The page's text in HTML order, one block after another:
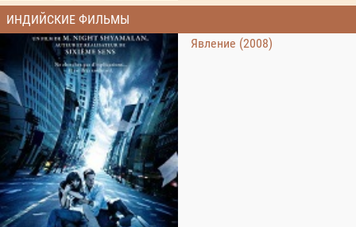
ИНДИЙСКИЕ ФИЛЬМЫ
Явление (2008)